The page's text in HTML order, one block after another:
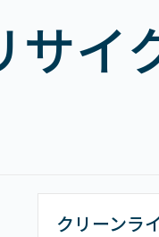
サイ
クリーンラ